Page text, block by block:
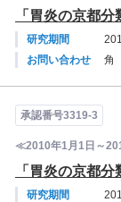
「胃炎の京都
研究期間
お問い合わせ
角
承認番号3319-3
≪2010年1月1日～
「胃炎の京都
研究期間